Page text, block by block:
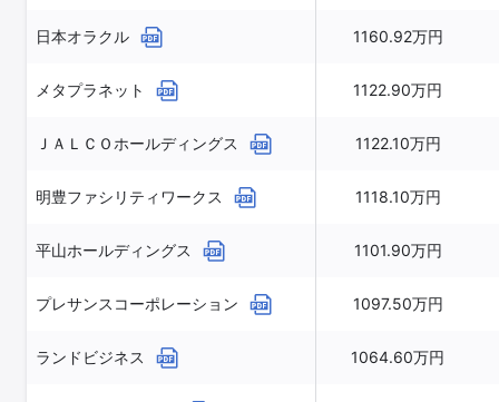
日本オラクル 1160.92万円
メタプラネット 1122.90万円
ＪＡＬＣＯホールディングス 1122.10万円
明豊ファシリティワークス 1118.10万円
平山ホールディングス 1101.90万円
プレサンスコーポレーション 1097.50万円
ランドビジネス 1064.60万円